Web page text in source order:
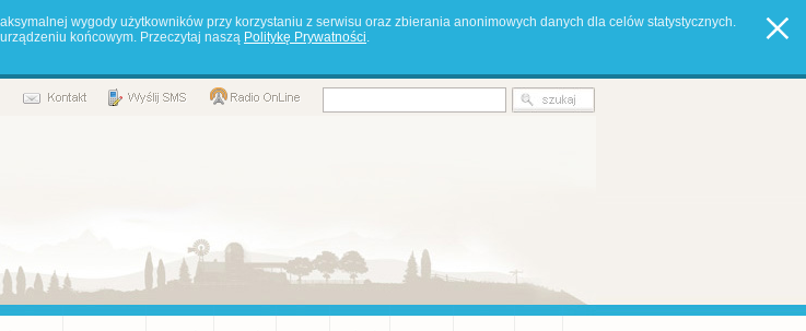
wygody użytkowników przy korzystaniu z serwisu oraz zbierania anonimowych danych dla celów statystycznych.
końcowym. Przeczytaj naszą Politykę Prywatności.